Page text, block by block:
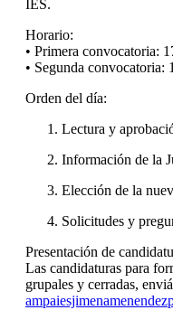
IES.
Horario:
• Primera convocatoria:
• Segunda convocatoria:
Orden del día:
Lectura y
Información de la
Elección de la
Solicitudes y
Presentación de
Las candidaturas para
grupales y cerradas,